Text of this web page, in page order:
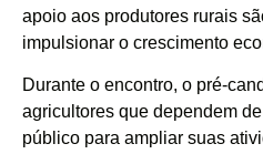
apoio aos produtores rurais
impulsionar o crescimento
Durante o encontro, o pré-
agricultores que dependem
público para ampliar suas